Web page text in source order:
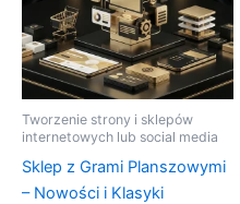
Tworzenie strony i sklepów
internetowych lub social media
Sklep z Grami Planszowymi
– Nowości i Klasyki